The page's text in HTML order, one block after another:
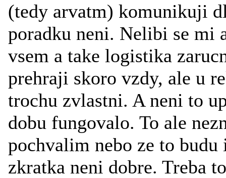
(tedy arvatm) komunikuji
poradku neni. Nelibi se mi
vsem a take logistika
prehraji skoro vzdy, ale u
trochu zvlastni. A neni to
dobu fungovalo. To ale
pochvalim nebo ze to budu
zkratka neni dobre. Treba